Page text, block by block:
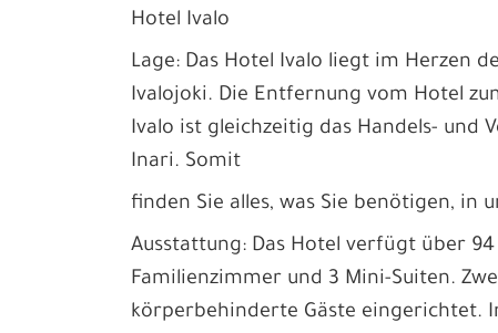
Hotel Ivalo
Lage: Das Hotel Ivalo liegt im Herzen
Ivalojoki. Die Entfernung vom Hotel
Ivalo ist gleichzeitig das Handels- und
Inari. Somit
finden Sie alles, was Sie benötigen, in
Ausstattung: Das Hotel verfügt über
Familienzimmer und 3 Mini-Suiten.
körperbehinderte Gäste eingerichtet.